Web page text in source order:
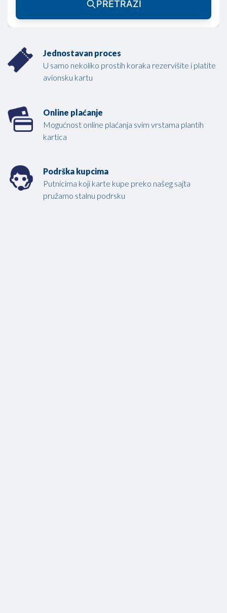
Jednostavan proces
U samo nekoliko prostih koraka rezervišite i platite
avionsku kartu
Online plaćanje
Mogućnost online plaćanja svim vrstama plantih
kartica
Podrška kupcima
Putnicima koji karte kupe preko našeg sajta
pružamo stalnu podrsku
PRETRAŽI